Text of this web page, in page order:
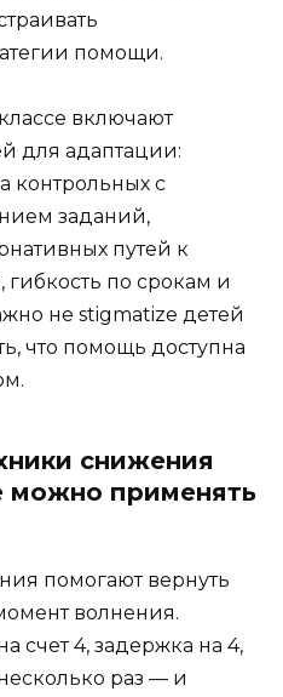
помощи.
включают
для адаптации:
контрольных с
заданий,
путей к
по срокам и
не stigmatize детей
что помощь доступна
снижения
можно применять
помогают вернуть
волнения.
счет 4, задержка на 4,
раз — и